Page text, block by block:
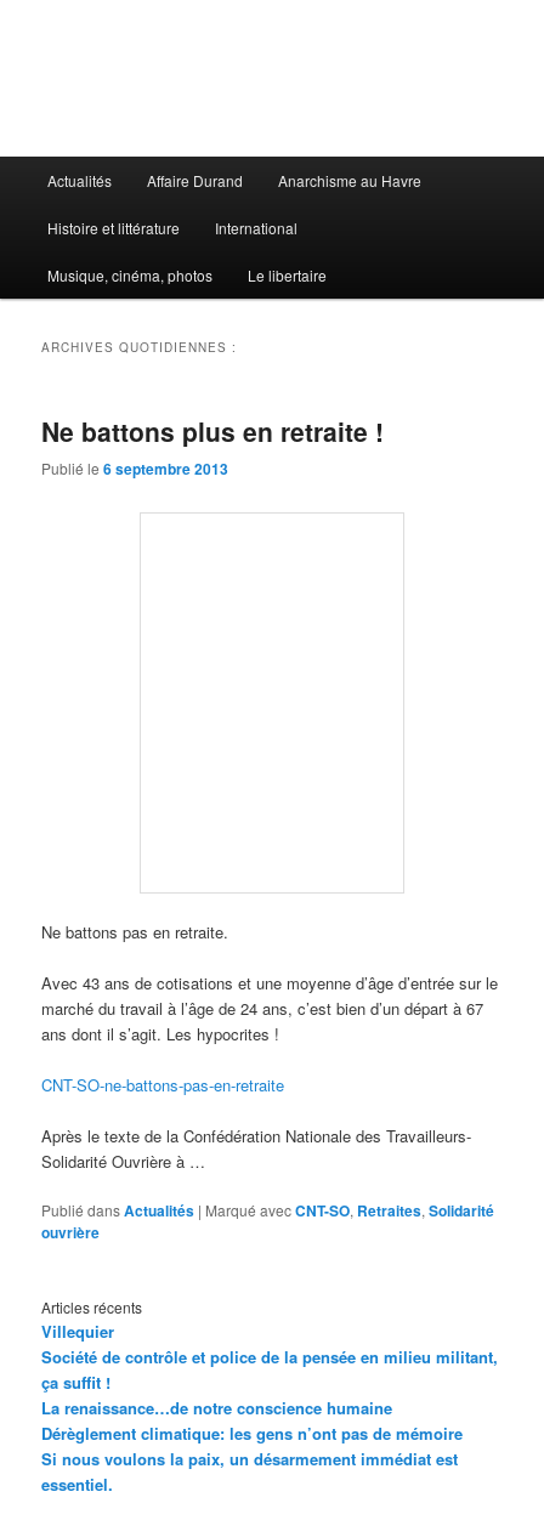
principal
Actualités Affaire Durand Anarchisme au Havre
Histoire et littérature International
Musique, cinéma, photos Le libertaire
ARCHIVES QUOTIDIENNES :
Ne battons plus en retraite !
Publié le6 septembre 2013
Ne battons pas en retraite.
Avec 43 ans de cotisations et une moyenne d’âge d’entrée sur le
marché du travail à l’âge de 24 ans, c’est bien d’un départ à 67
ans dont il s’agit. Les hypocrites !
CNT-SO-ne-battons-pas-en-retraite
Après le texte de la Confédération Nationale des Travailleurs-
Solidarité Ouvrière à …
Publié dansActualités | Marqué avecCNT-SO, Retraites,Solidarité
ouvrière
Articles récents
Villequier
Société de contrôle et police de la pensée en milieu militant,
ça suffit !
La renaissance…de notre conscience humaine
Dérèglement climatique: les gens n’ont pas de mémoire
Si nous voulons la paix, un désarmement immédiat est
essentiel.